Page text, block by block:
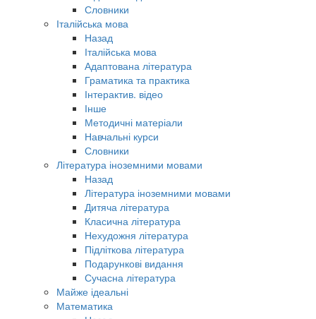
Словники
Італійська мова
Назад
Італійська мова
Адаптована література
Граматика та практика
Інтерактив. відео
Інше
Методичні матеріали
Навчальні курси
Словники
Література іноземними мовами
Назад
Література іноземними мовами
Дитяча література
Класична література
Нехудожня література
Підліткова література
Подарункові видання
Сучасна література
Майже ідеальні
Математика